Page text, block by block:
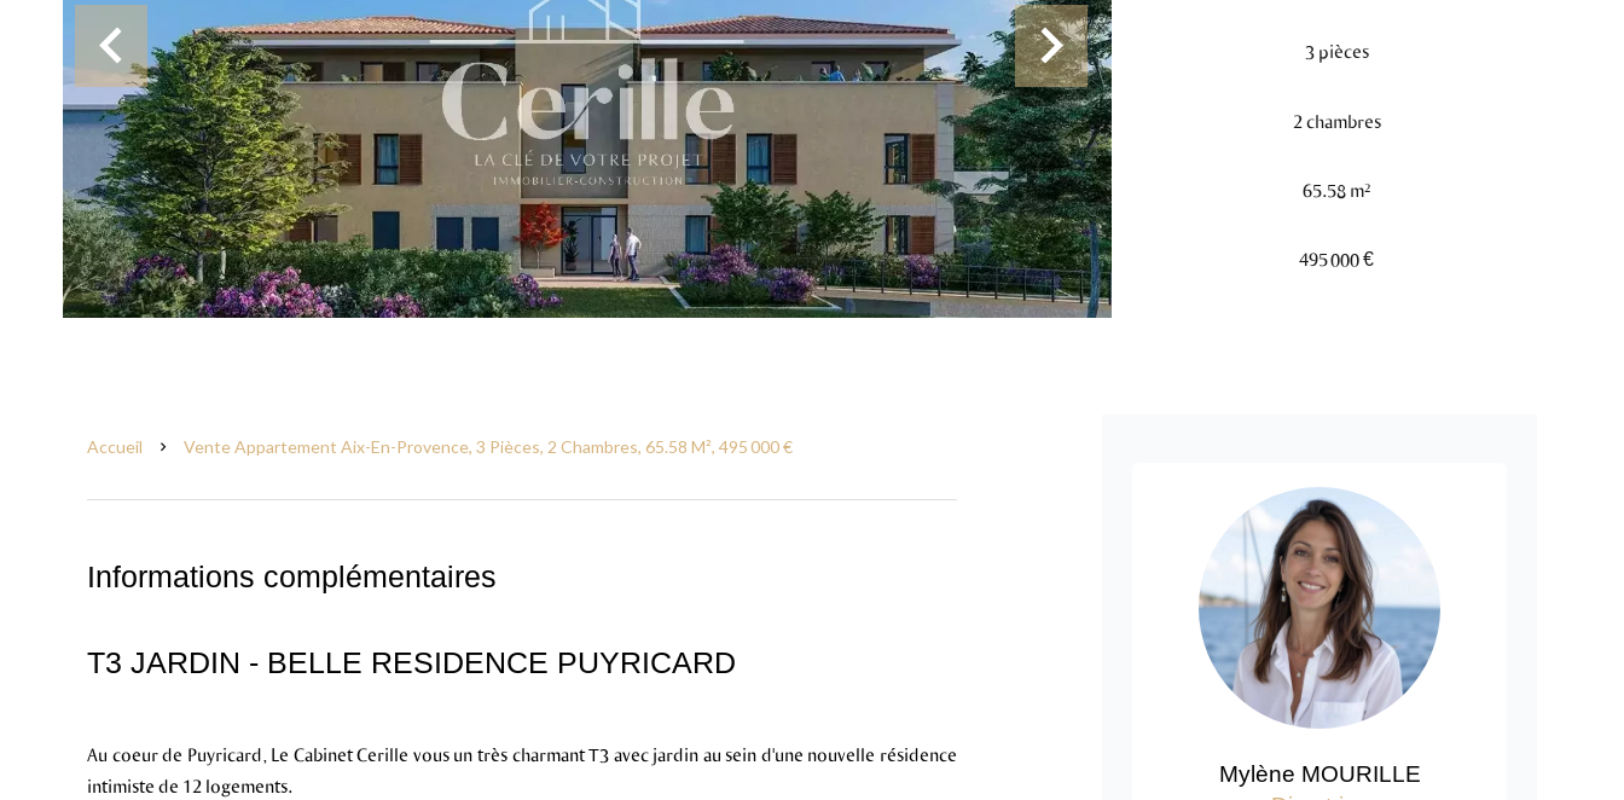
3 pièces
2 chambres
65.58 m²
495 000 €
Accueil Vente Appartement Aix-En-Provence, 3 Pièces, 2 Chambres, 65.58 M², 495 000 €
Informations complémentaires
T3 JARDIN - BELLE RESIDENCE PUYRICARD
Au coeur de Puyricard, Le Cabinet Cerille vous un très charmant T3 avec jardin au sein d'une nouvelle résidence
intimiste de 12 logements.
Mylène MOURILLE